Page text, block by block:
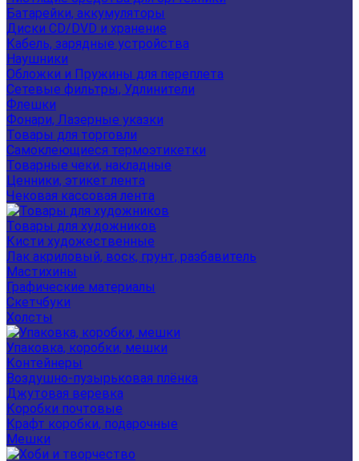
Батарейки, аккумуляторы
Диски CD/DVD и хранение
Кабель, зарядные устройства
Наушники
Обложки и Пружины для переплета
Сетевые фильтры, Удлинители
Флешки
Фонари, Лазерные указки
Товары для торговли
Самоклеющиеся термоэтикетки
Товарные чеки, накладные
Ценники, этикет лента
Чековая кассовая лента
Товары для художников
Кисти художественные
Лак акриловый, воск, грунт, разбавитель
Мастихины
Графические материалы
Скетчбуки
Холсты
Упаковка, коробки, мешки
Контейнеры
Воздушно-пузырьковая плёнка
Джутовая веревка
Коробки почтовые
Крафт коробки, подарочные
Мешки